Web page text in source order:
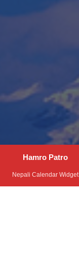
Hamro Patro
Nepali Calendar Widget